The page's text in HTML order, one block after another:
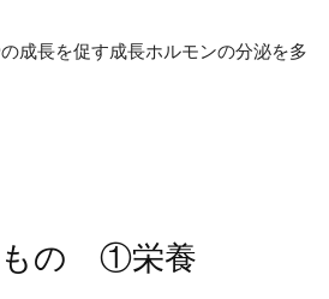
成長を促す成長ホルモンの分泌を多
もの ①栄養